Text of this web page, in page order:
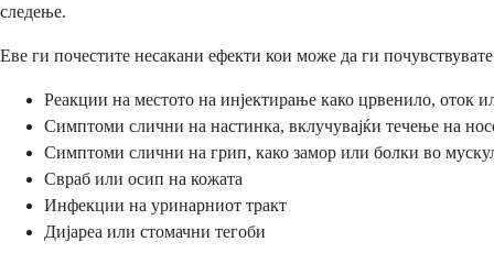
следење.
Еве ги почестите несакани ефекти кои може да ги
Реакции на местото на инјектирање како црвенило, оток
Симптоми слични на настинка, вклучувајќи течење на
Симптоми слични на грип, како замор или болки во
Свраб или осип на кожата
Инфекции на уринарниот тракт
Дијареа или стомачни тегоби